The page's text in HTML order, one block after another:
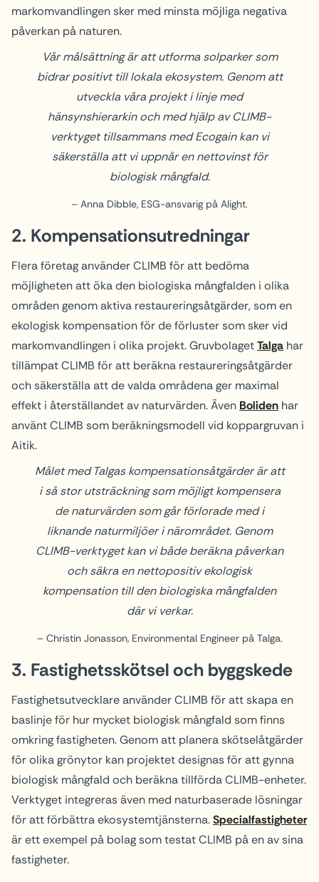
markomvandlingen sker med minsta möjliga negativa
påverkan på naturen.
Vår målsättning är att utforma solparker som
bidrar positivt till lokala ekosystem. Genom att
utveckla våra projekt i linje med
hänsynshierarkin och med hjälp av CLIMB-
verktyget tillsammans med Ecogain kan vi
säkerställa att vi uppnår en nettovinst för
biologisk mångfald.
– Anna Dibble, ESG-ansvarig på Alight.
2. Kompensationsutredningar
Flera företag använder CLIMB för att bedöma
möjligheten att öka den biologiska mångfalden i olika
områden genom aktiva restaureringsåtgärder, som en
ekologisk kompensation för de förluster som sker vid
markomvandlingen i olika projekt. GruvbolagetTalga har
tillämpat CLIMB för att beräkna restaureringsåtgärder
och säkerställa att de valda områdena ger maximal
effekt i återställandet av naturvärden. Även Boliden har
använt CLIMB som beräkningsmodell vid koppargruvan i
Aitik.
Målet med Talgas kompensationsåtgärder är att
i så stor utsträckning som möjligt kompensera
de naturvärden som går förlorade med i
liknande naturmiljöer i närområdet. Genom
CLIMB-verktyget kan vi både beräkna påverkan
och säkra en nettopositiv ekologisk
kompensation till den biologiska mångfalden
där vi verkar.
– Christin Jonasson, Environmental Engineer på Talga.
3. Fastighetsskötsel och byggskede
Fastighetsutvecklare använder CLIMB för att skapa en
baslinje för hur mycket biologisk mångfald som finns
omkring fastigheten. Genom att planera skötselåtgärder
för olika grönytor kan projektet designas för att gynna
biologisk mångfald och beräkna tillförda CLIMB-enheter.
Verktyget integreras även med naturbaserade lösningar
för att förbättra ekosystemtjänsterna.Specialfastigheter
är ett exempel på bolag som testat CLIMB på en av sina
fastigheter.